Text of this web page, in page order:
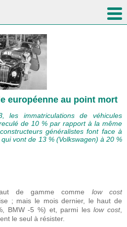
européenne au point mort
les immatriculations de véhicules
de 10 % par rapport à la même
généralistes font face à
vont de 13 % (Volkswagen) à 20 %
de gamme comme low cost
; mais le mois dernier, le haut de
BMW -5 %) et, parmi leslow cost,
le seul à résister.